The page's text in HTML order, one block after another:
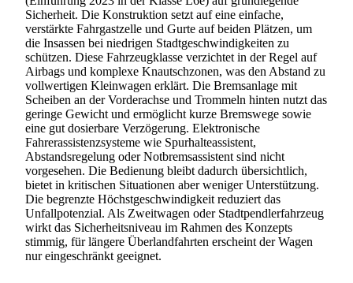
Sicherheit. Die Konstruktion setzt auf eine einfache,
verstärkte Fahrgastzelle und Gurte auf beiden Plätzen, um
die Insassen bei niedrigen Stadtgeschwindigkeiten zu
schützen. Diese Fahrzeugklasse verzichtet in der Regel auf
Airbags und komplexe Knautschzonen, was den Abstand zu
vollwertigen Kleinwagen erklärt. Die Bremsanlage mit
Scheiben an der Vorderachse und Trommeln hinten nutzt das
geringe Gewicht und ermöglicht kurze Bremswege sowie
eine gut dosierbare Verzögerung. Elektronische
Fahrerassistenzsysteme wie Spurhalteassistent,
Abstandsregelung oder Notbremsassistent sind nicht
vorgesehen. Die Bedienung bleibt dadurch übersichtlich,
bietet in kritischen Situationen aber weniger Unterstützung.
Die begrenzte Höchstgeschwindigkeit reduziert das
Unfallpotenzial. Als Zweitwagen oder Stadtpendlerfahrzeug
wirkt das Sicherheitsniveau im Rahmen des Konzepts
stimmig, für längere Überlandfahrten erscheint der Wagen
nur eingeschränkt geeignet.